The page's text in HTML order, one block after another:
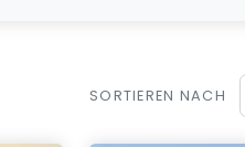
SORTIEREN NACH